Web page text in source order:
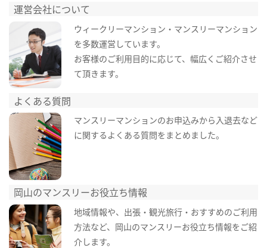
運営会社について
ウィークリーマンション・マンスリーマンション
を多数運営しています。
お客様のご利用目的に応じて、幅広くご紹介させ
て頂きます。
よくある質問
マンスリーマンションのお申込みから入退去など
に関するよくある質問をまとめました。
岡山のマンスリーお役立ち情報
地域情報や、出張・観光旅行・おすすめのご利用
方法など、岡山のマンスリーお役立ち情報をご紹
介します。